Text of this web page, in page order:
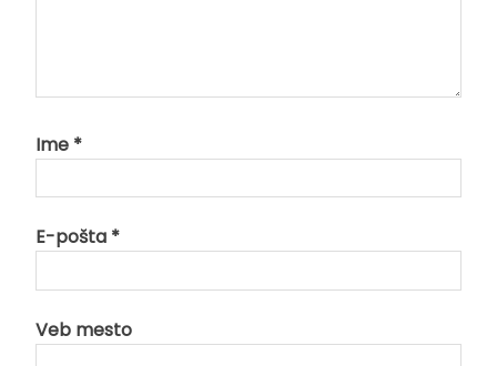
Ime *
E-pošta *
Veb mesto